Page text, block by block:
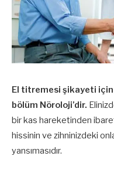
El titremesi şikayeti için
bölüm Nöroloji’dir.
bir kas hareketinden
hissinin ve zihninizdeki
yansımasıdır.